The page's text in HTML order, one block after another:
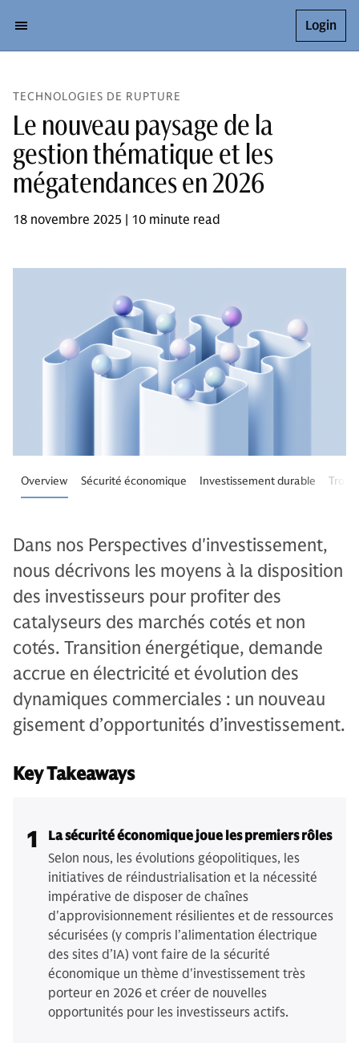
Login
TECHNOLOGIES DE RUPTURE
Le nouveau paysage de la
gestion thématique et les
mégatendances en 2026
18 novembre 2025 | 10 minute read
Overview Sécurité économique Investissement durable Trois
Dans nos Perspectives d'investissement,
nous décrivons les moyens à la disposition
des investisseurs pour profiter des
catalyseurs des marchés cotés et non
cotés. Transition énergétique, demande
accrue en électricité et évolution des
dynamiques commerciales : un nouveau
gisement d’opportunités d’investissement.
Key Takeaways
1
La sécurité économique joue les premiers rôles
Selon nous, les évolutions géopolitiques, les
initiatives de réindustrialisation et la nécessité
impérative de disposer de chaînes
d'approvisionnement résilientes et de ressources
sécurisées (y compris l’alimentation électrique
des sites d’IA) vont faire de la sécurité
économique un thème d'investissement très
porteur en 2026 et créer de nouvelles
opportunités pour les investisseurs actifs.